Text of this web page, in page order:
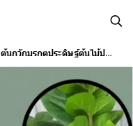
ต้นกวักมรกตประดิษฐ์ต้นไม้ปลอมเหมือนจริงแต่งบ้านแต่งร้านขนาดใหญ่ Artificial ZZ Plant